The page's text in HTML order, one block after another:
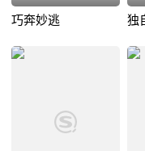
巧奔妙逃 独